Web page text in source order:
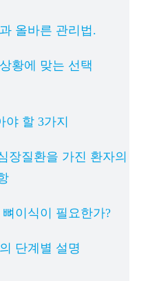
올바른 관리법.
황에 맞는 선택
할 3가지
장질환을 가진 환자의
이식이 필요한가?
단계별 설명